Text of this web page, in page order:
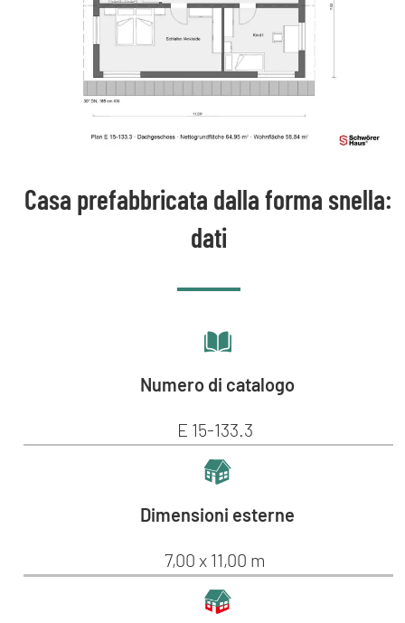
Casa prefabbricata dalla forma snella:
dati
Numero di catalogo
E 15-133.3
Dimensioni esterne
7,00 x 11,00 m